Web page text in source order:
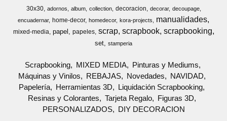
30x30 adornos album collection decoracion decorar
decoupage
encuadernar
home-decor homedecor kora-projects manualidades
mixed-media papel papeles scrap scrapbook scrapbooking
set stamperia
Scrapbooking MIXED MEDIA
Pinturas y Mediums
Máquinas y Vinilos
REBAJAS Novedades
NAVIDAD
Papelería
Herramientas 3D
Liquidación Scrapbooking
Resinas y Colorantes
Tarjeta Regalo
Figuras 3D
PERSONALIZADOS
DIY DECORACION